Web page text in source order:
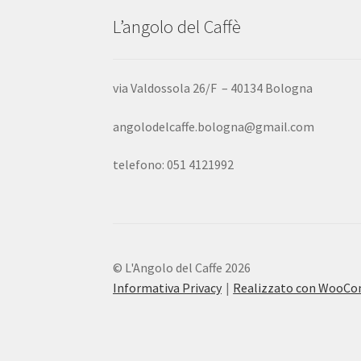
L’angolo del Caffè
via Valdossola 26/F – 40134 Bologna
angolodelcaffe.bologna@gmail.com
telefono: 051 4121992
© L'Angolo del Caffe 2026
Informativa Privacy
Realizzato con